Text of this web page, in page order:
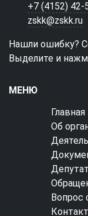
+7 (4152) 42-
zskk@zskk.ru
Нашли ошибку?
Выделите и
МЕНЮ
Главная
Об
Вопрос